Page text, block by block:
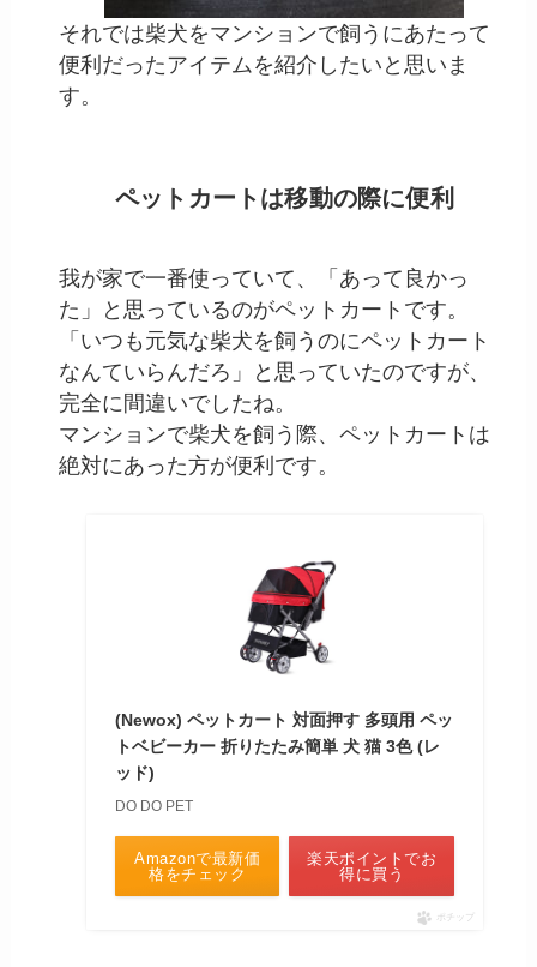
それでは柴犬をマンションで飼うにあたって
便利だったアイテムを紹介したいと思いま
す。
ペットカートは移動の際に便利
我が家で一番使っていて、「あって良かっ
た」と思っているのがペットカートです。
「いつも元気な柴犬を飼うのにペットカート
なんていらんだろ」と思っていたのですが、
完全に間違いでしたね。
マンションで柴犬を飼う際、ペットカートは
絶対にあった方が便利です。
(Newox) ペットカート 対面押す 多頭用 ペッ
トベビーカー 折りたたみ簡単 犬 猫 3色 (レ
ッド)
DO DO PET
Amazonで最新価
格をチェック
楽天ポイントでお
得に買う
ポチップ